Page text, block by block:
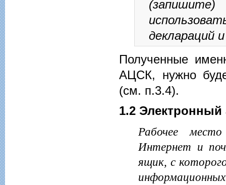
деклараций
Полученные
АЦСК, нужно
(см. п.3.4).
1.2 Электронный
Рабочее
Интернет и
ящик, с